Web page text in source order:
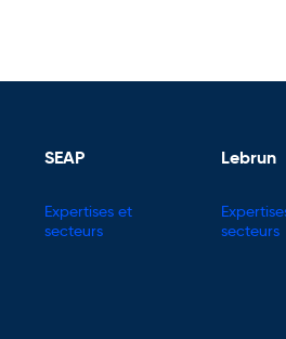
SEAP
Expertises et
secteurs
Lebrun
secteurs